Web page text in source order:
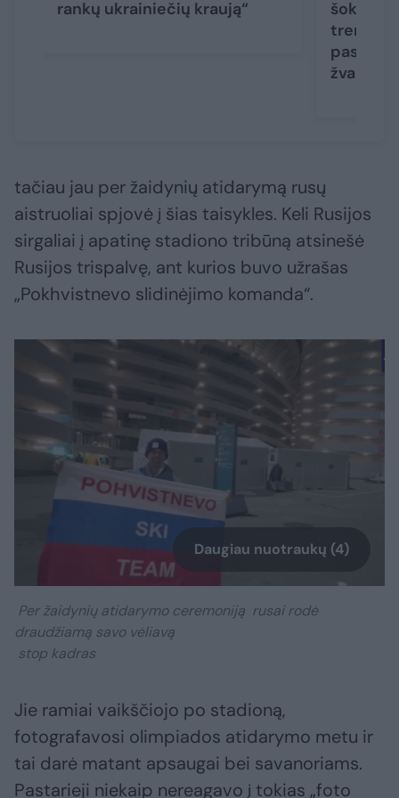
rankų ukrainiečių kraują“
šokėjais
trenerė,
tačiau jau per žaidynių atidarymą rusų
aistruoliai spjovė į šias taisykles. Keli Rusijos
sirgaliai į apatinę stadiono tribūną atsinešė
Rusijos trispalvę, ant kurios buvo užrašas
„Pokhvistnevo slidinėjimo komanda“.
Daugiau nuotraukų (4)
Per žaidynių atidarymo ceremoniją rusai rodė
draudžiamą savo vėliavą
stop kadras
Jie ramiai vaikščiojo po stadioną,
fotografavosi olimpiados atidarymo metu ir
tai darė matant apsaugai bei savanoriams.
Pastarieji niekaip nereagavo į tokias „foto